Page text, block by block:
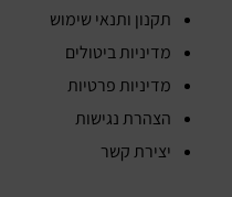
תקנון ותנאי שימוש
מדיניות ביטולים
מדיניות פרטיות
הצהרת נגישות
יצירת קשר